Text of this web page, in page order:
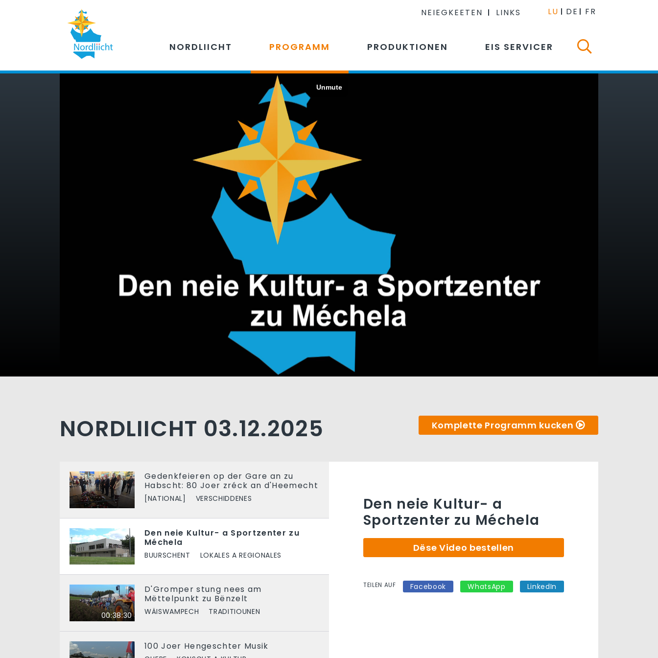
NEIEGKEETEN LINKS LU DE FR
NORDLIICHT PROGRAMM PRODUKTIONEN EIS SERVICER
NORDLIICHT 03.12.2025 Komplette Programm kucken
Gedenkfeieren op der Gare an zu
Habscht: 80 Joer zréck an d'Heemecht
[NATIONAL] VERSCHIDDENES
Den neie Kultur- a Sportzenter zu
Méchela
BUURSCHENT LOKALES A REGIONALES
00:38:30
D'Gromper stung nees am
Mëttelpunkt zu Bënzelt
WÄISWAMPECH TRADITIOUNEN
100 Joer Hengeschter Musik
Den neie Kultur- a
Sportzenter zu Méchela
Dëse Video bestellen
TEILEN AUF Facebook WhatsApp LinkedIn